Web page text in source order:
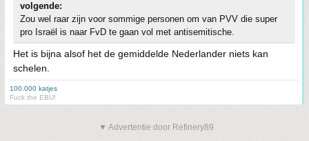
volgende:
Zou wel raar zijn voor sommige personen om van PVV die super
pro Israël is naar FvD te gaan vol met antisemitische.
Het is bijna alsof het de gemiddelde Nederlander niets kan
schelen.
100.000 katjes
Fuck the EBU!
▼ Advertentie door Refinery89